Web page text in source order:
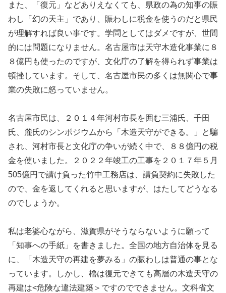
また、「復元」などありえなくても、県政の為の知事の賑
わし「幻の天主」であり、賑わしに税金を使うのだと県民
が理解すれば良い事です。学問としてはダメですが、世間
的には問題になりません。名古屋市は天守木造化事業に８
８億円も使ったのですが、文化庁の了解を得られず事業は
頓挫しています。そして、名古屋市民の多くは無関心で事
業の失敗に怒っていません。
名古屋市民は、２０１４年河村市長を囲む三浦氏、千田
氏、麓氏のシンポジウムから「木造天守ができる。」と騙
され、河村市長と文化庁の争いが続く中で、８８億円の税
金を使いました。２０２２年竣工の工事を２０１７年５月
505億円で請け負った竹中工務店は、請負契約に失敗した
ので、金を返してくれると思いますが、はたしてどうなる
のでしょうか。
私は老婆心ながら、滋賀県がそうならないように願って
「知事への手紙」を書きました。全国の地方自治体を見る
に、「木造天守の再建を夢みる」の賑わしは普通の事とな
っています。しかし、櫓は復元できても高層の木造天守の
再建は<危険な違法建築＞ですのでできません。文科省文